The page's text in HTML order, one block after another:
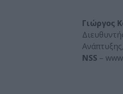
Γιώργος
Ανάπτυξης,
NSS –